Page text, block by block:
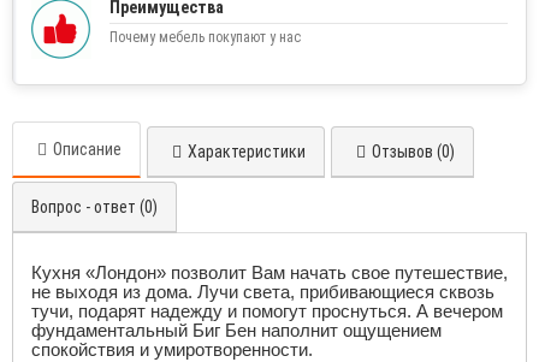
Преимущества
Почему мебель покупают у нас
Описание Характеристики Отзывов (0)
Вопрос - ответ (0)
Кухня «Лондон» позволит Вам начать свое путешествие,
не выходя из дома. Лучи света, прибивающиеся сквозь
тучи, подарят надежду и помогут проснуться. А вечером
фундаментальный Биг Бен наполнит ощущением
спокойствия и умиротворенности.